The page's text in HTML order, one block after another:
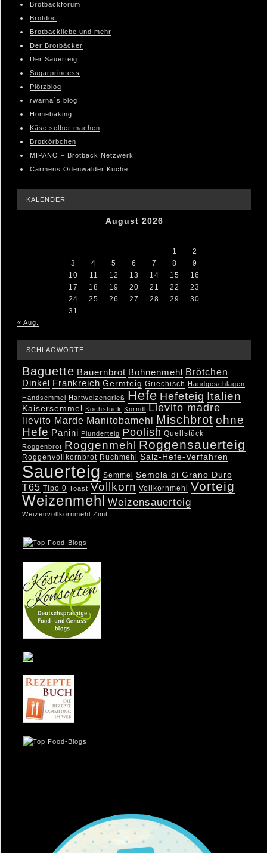
Brotbackforum
Brotdoc
Brotbackliebe und mehr
Der Brotbäcker
Der Sauerteig
Sugarprincess
Plötzblog
rwarna´s blog
Homebaking
Käse selber machen
Brotkörbchen
MIPANO – Brotback Netzwerk
Carmens Odenwälder Küche
KALENDER
August 2026
1
2
3
4 5 6 7 8
9
10
11 12 13 14 15
16
17
18 19 20 21 22
23
24
25 26 27 28 29
30
31
« Aug.
SCHLAGWORTE
Baguette Bauernbrot Bohnenmehl Brötchen
Dinkel Frankreich Germteig Griechisch
Handgeschlagen
Handsemmel
Hartweizengrieß Hefe Hefeteig Italien
Kaisersemmel Kochstück Körndl Lievito madre
lievito Marde Manitobamehl Mischbrot ohne
Hefe Panini Plunderteig Poolish Quellstück
Roggenbrot Roggenmehl Roggensauerteig
Roggenvollkornbrot Ruchmehl Salz-Hefe-Verfahren
Sauerteig Semmel Semola di Grano Duro
T65 Tipo 0 Toast Vollkorn Vollkornmehl Vorteig
Weizenmehl Weizensauerteig
Weizenvollkornmehl Zimt